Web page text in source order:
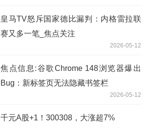
皇马TV怒斥国家德比漏判：内格雷拉联
赛又多一笔_焦点关注
2026-05-12
焦点信息:谷歌Chrome 148浏览器爆出
Bug：新标签页无法隐藏书签栏
2026-05-12
千元A股+1！300308，大涨超7%